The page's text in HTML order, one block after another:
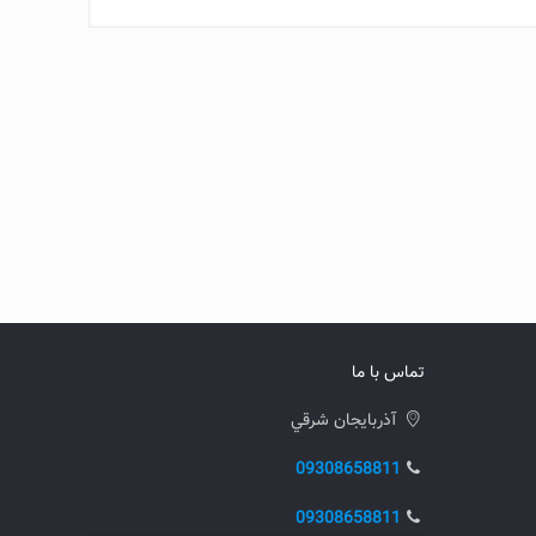
تماس با ما
آذربايجان شرقي
09308658811
09308658811